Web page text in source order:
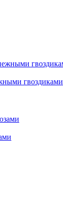
гвоздиками